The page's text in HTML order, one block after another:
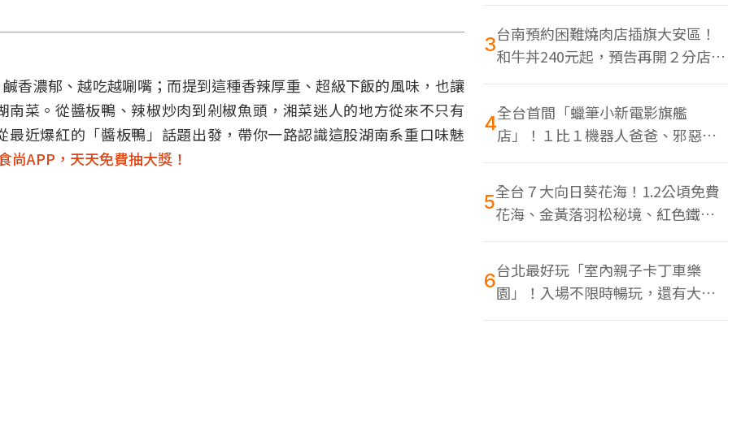
香濃郁、越吃越唰嘴；而提到這種香辣厚重、超級下飯的風味，也讓
菜。從醬板鴨、辣椒炒肉到剁椒魚頭，湘菜迷人的地方從來不只有
近爆紅的「醬板鴨」話題出發，帶你一路認識這股湖南系重口味魅
尚APP，天天免費抽大獎！
3台南預約困難燒肉店插旗大安區！
和牛丼240元起，預告再開２分店、
地點曝光
4全台首間「蠟筆小新電影旗艦
店」！１比１機器人爸爸、邪惡正
男，百款周邊買翻
5全台７大向日葵花海！1.2公頃免費
花海、金黃落羽松秘境、紅色鐵橋
同框
6台北最好玩「室內親子卡丁車樂
園」！入場不限時暢玩，還有大螢
幕Switch遊戲區